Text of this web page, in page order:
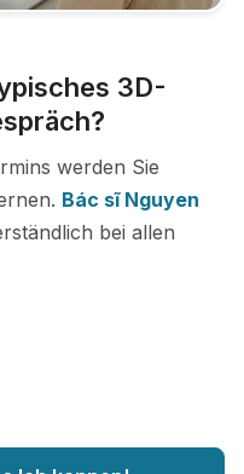
3D-
werden Sie
Bác sĩ Nguyen
bei allen